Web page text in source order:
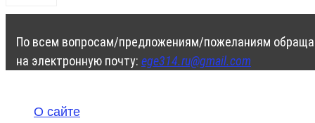
По всем вопросам/предложениям/пожеланиям
на электронную почту: ege314.ru@gmail.com
О сайте